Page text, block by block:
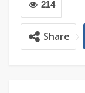
214
Share